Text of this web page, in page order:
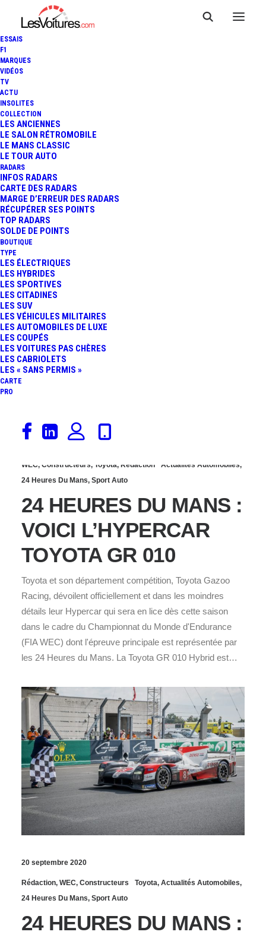
ESSAIS
F1
MARQUES
VIDÉOS
TV
ACTU
INSOLITES
COLLECTION
LES ANCIENNES
LE SALON RÉTROMOBILE
LE MANS CLASSIC
LE TOUR AUTO
RADARS
INFOS RADARS
CARTE DES RADARS
MARGE D’ERREUR DES RADARS
RÉCUPÉRER SES POINTS
TOP RADARS
SOLDE DE POINTS
BOUTIQUE
TYPE
LES ÉLECTRIQUES
LES HYBRIDES
LES SPORTIVES
LES CITADINES
LES SUV
LES VÉHICULES MILITAIRES
LES AUTOMOBILES DE LUXE
LES COUPÉS
LES VOITURES PAS CHÈRES
LES CABRIOLETS
LES « SANS PERMIS »
CARTE
PRO
22 août 2021
24 HEURES DU MANS :
DOUBLÉ DU TOYOTA
GAZOO RACING
WEC, Constructeurs, Toyota, Rédaction Actualités Automobiles,
24 Heures Du Mans, Sport Auto
24 HEURES DU MANS :
VOICI L’HYPERCAR
TOYOTA GR 010
Toyota et son département compétition, Toyota Gazoo
Racing, dévoilent officiellement et dans les moindres
détails leur Hypercar qui sera en lice dès cette saison
dans le cadre du Championnat du Monde d'Endurance
(FIA WEC) dont l'épreuve principale est représentée par
les 24 Heures du Mans. La Toyota GR 010 Hybrid est…
20 septembre 2020
Rédaction, WEC, Constructeurs Toyota, Actualités Automobiles,
24 Heures Du Mans, Sport Auto
24 HEURES DU MANS :